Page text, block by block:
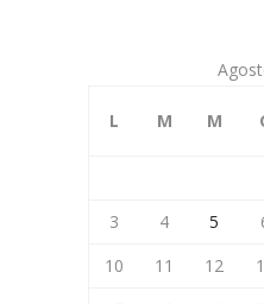
L M M
3
4 5
10
11 12